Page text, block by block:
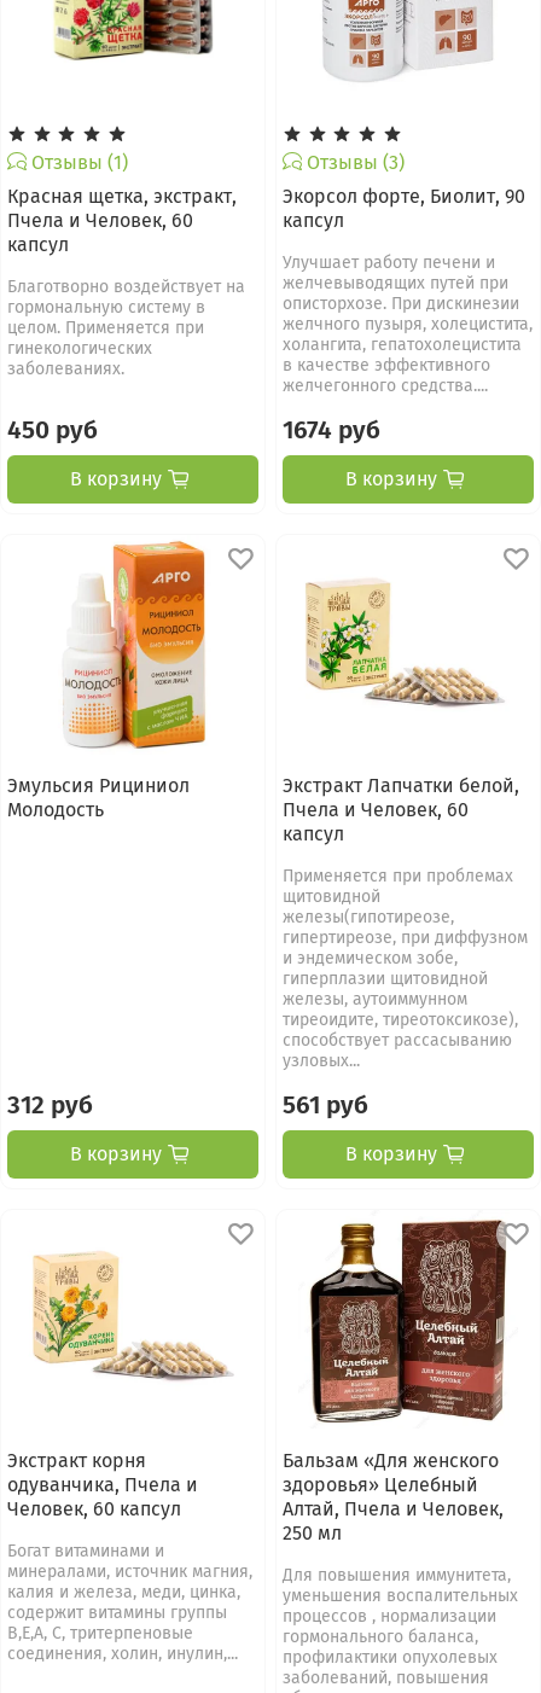
Отзывы (1)
Красная щетка, экстракт,
Пчела и Человек, 60
капсул
Благотворно воздействует на
гормональную систему в
целом. Применяется при
гинекологических
заболеваниях.
450 руб
В корзину
Отзывы (3)
Экорсол форте, Биолит, 90
капсул
Улучшает работу печени и
желчевыводящих путей при
описторхозе. При дискинезии
желчного пузыря, холецистита,
холангита, гепатохолецистита
в качестве эффективного
желчегонного средства....
1674 руб
В корзину
Эмульсия Рициниол
Молодость
312 руб
В корзину
Экстракт Лапчатки белой,
Пчела и Человек, 60
капсул
Применяется при проблемах
щитовидной
железы(гипотиреозе,
гипертиреозе, при диффузном
и эндемическом зобе,
гиперплазии щитовидной
железы, аутоиммунном
тиреоидите, тиреотоксикозе),
способствует рассасыванию
узловых...
561 руб
В корзину
Экстракт корня
одуванчика, Пчела и
Человек, 60 капсул
Богат витаминами и
минералами, источник магния,
калия и железа, меди, цинка,
содержит витамины группы
В,Е,А, С, тритерпеновые
соединения, холин, инулин,...
Бальзам «Для женского
здоровья» Целебный
Алтай, Пчела и Человек,
250 мл
Для повышения иммунитета,
уменьшения воспалительных
процессов , нормализации
гормонального баланса,
профилактики опухолевых
заболеваний, повышения